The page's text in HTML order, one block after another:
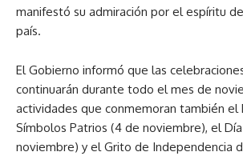
manifestó su admiración por el espíritu
país.
El Gobierno informó que las
continuarán durante todo el mes de
actividades que conmemoran también el
Símbolos Patrios (4 de noviembre), el
noviembre) y el Grito de Independencia